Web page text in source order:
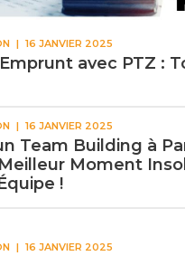
| 16 JANVIER 2025
avec PTZ :
| 16 JANVIER 2025
Team Building à
Moment
!
| 16 JANVIER 2025